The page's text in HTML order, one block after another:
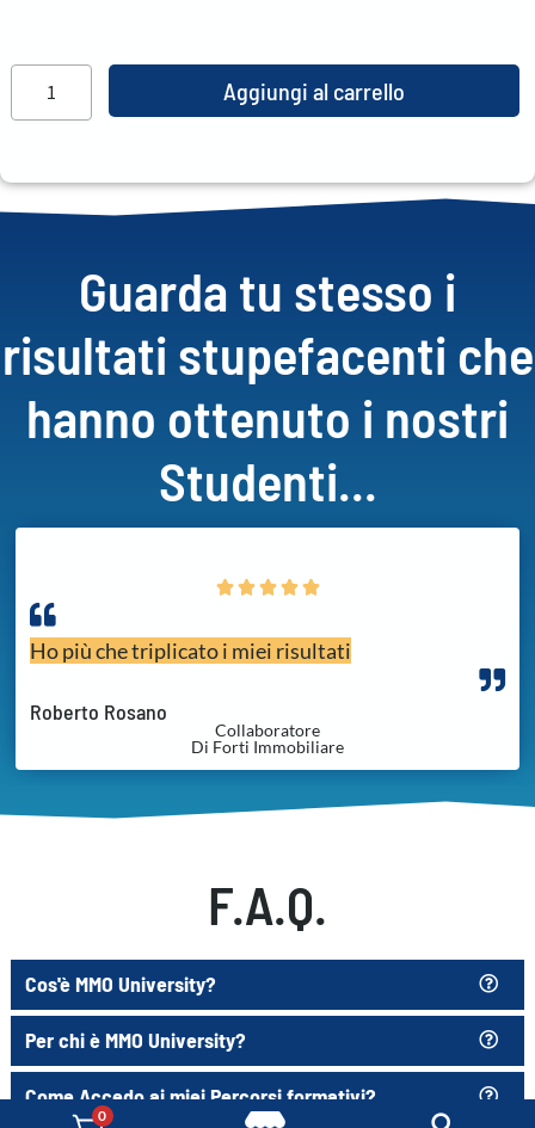
Aggiungi al carrello
Guarda tu stesso i
risultati stupefacenti che
hanno ottenuto i nostri
Studenti...
    
Ho più che triplicato i miei risultati
Roberto Rosano
Collaboratore
Di Forti Immobiliare
F.A.Q.
Cos'è MMO University?
Per chi è MMO University?
Come Accedo ai miei Percorsi formativi?
0